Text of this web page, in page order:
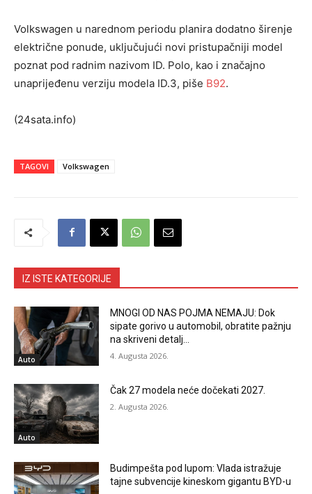
Volkswagen u narednom periodu planira dodatno širenje
električne ponude, uključujući novi pristupačniji model
poznat pod radnim nazivom ID. Polo, kao i značajno
unaprijeđenu verziju modela ID.3, piše B92.
(24sata.info)
TAGOVI Volkswagen
IZ ISTE KATEGORIJE
Auto
MNOGI OD NAS POJMA NEMAJU: Dok
sipate gorivo u automobil, obratite pažnju
na skriveni detalj…
4. Augusta 2026.
Auto
Čak 27 modela neće dočekati 2027.
2. Augusta 2026.
Budimpešta pod lupom: Vlada istražuje
tajne subvencije kineskom gigantu BYD-u